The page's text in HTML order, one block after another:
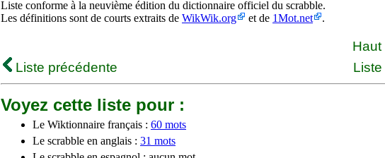
Liste conforme à la neuvième édition du dictionnaire officiel du scrabble.
Les définitions sont de courts extraits de WikWik.org et de 1Mot.net .
Haut
Liste précédente
Voyez cette liste pour :
Le Wiktionnaire français : 60 mots
Le scrabble en anglais : 31 mots